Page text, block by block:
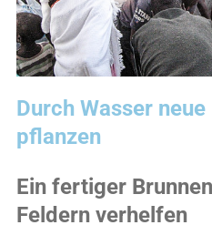
Durch Wasser
pflanzen
Ein fertiger
Feldern verhelfen